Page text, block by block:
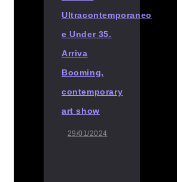
Ultracontemporaneo
e Under 35.
Arriva
Booming,
contemporary
art show
29/01/2024